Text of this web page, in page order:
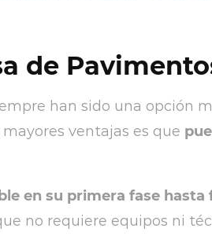
de
han sido una opción
ventajas es que
en su primera fase
no requiere equipos ni